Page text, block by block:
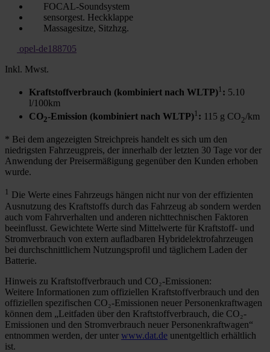
FOCAL-Soundsystem
sensorgest. Heckklappe
Massagesitze, Sitzhzg.
opel-de188705
Inkl. Mwst.
Kraftstoffverbrauch (kombiniert nach WLTP)1 : 5.10
l/100km
CO2-Emission (kombiniert nach WLTP)1 : 115 g CO2/km
* Bei dem angezeigten Streichpreis handelt es sich um den
niedrigsten Fahrzeugpreis, der innerhalb der letzten 30 Tage vor der
Anwendung der Preisermäßigung gegenüber den Kunden erhoben
wurde.
1 Die Werte eines Fahrzeugs hängen nicht nur von der effizienten
Ausnutzung des Kraftstoffs durch das Fahrzeug ab sondern werden
auch vom Fahrverhalten und anderen nichttechnischen Faktoren
beeinflusst. Gewichtete Werte sind Mittelwerte für Kraftstoff- und
Stromverbrauch von extern aufladbaren Hybridelektrofahrzeugen
bei durchschnittlichem Nutzungsprofil und täglichem Laden der
Batterie.
Hinweis zu Kraftstoffverbrauch und CO₂-Emissionen:
Weitere Informationen zum offiziellen Kraftstoffverbrauch und den
offiziellen spezifischen CO₂-Emissionen neuer Personenkraftwagen
können dem „Leitfaden über den Kraftstoffverbrauch, die CO₂-
Emissionen und den Stromverbrauch neuer Personenkraftwagen“
entnommen werden, der unter www.dat.de unentgeltlich erhältlich
ist.